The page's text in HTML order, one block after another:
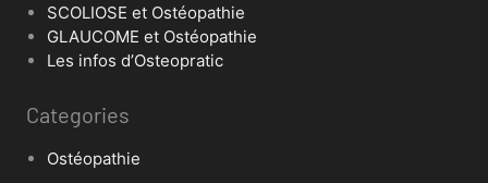
SCOLIOSE et Ostéopathie
GLAUCOME et Ostéopathie
Les infos d’Osteopratic
Categories
Ostéopathie